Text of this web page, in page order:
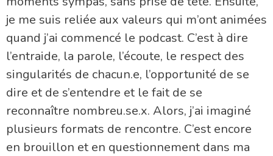
je me suis reliée aux valeurs qui m’ont animées
quand j’ai commencé le podcast. C’est à dire
l’entraide, la parole, l’écoute, le respect des
singularités de chacun.e, l’opportunité de se
dire et de s’entendre et le fait de se
reconnaître nombreu.se.x. Alors, j’ai imaginé
plusieurs formats de rencontre. C’est encore
en brouillon et en questionnement dans ma